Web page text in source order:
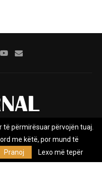
Marketing
Kontakt
pavarur, e themeluar në vitin
të përmirësuar përvojën tuaj.
me këtë, por mund të
Pranoj Lexo më tepër